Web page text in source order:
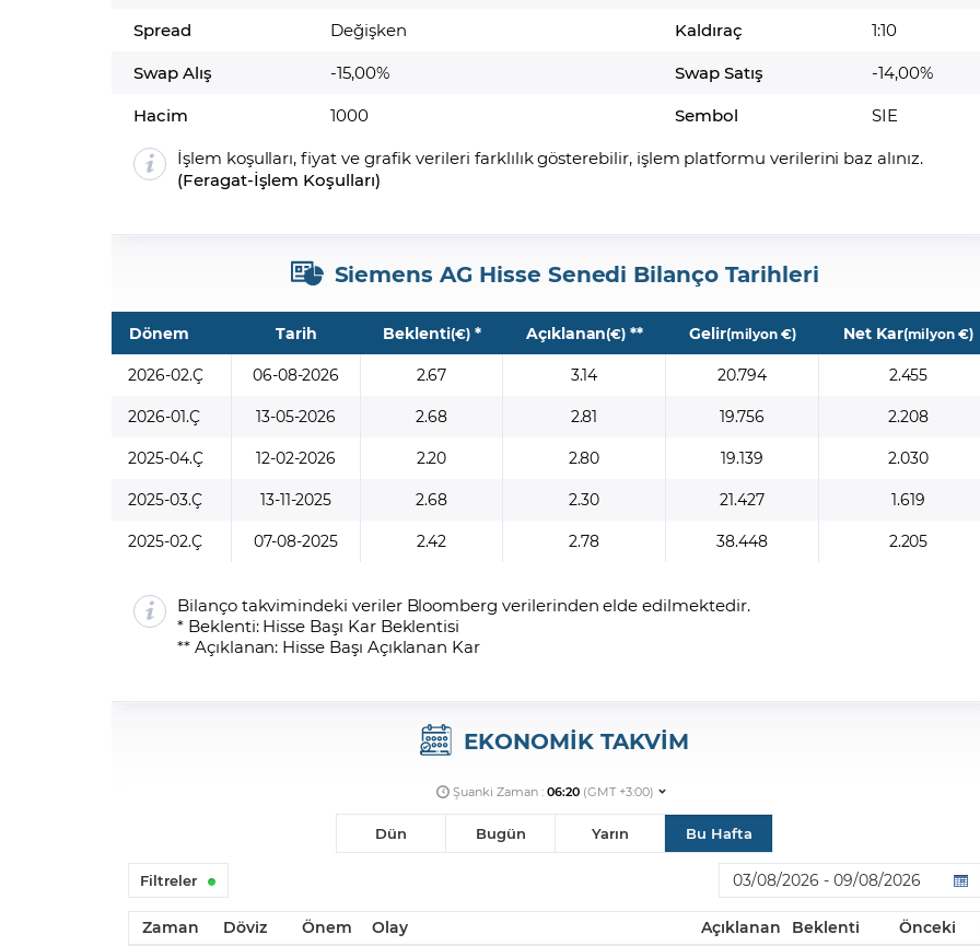
Spread
Değişken Kaldıraç
1:10
Swap Alış
-15,00% Swap Satış
-14,00%
Hacim
1000 Sembol
SIE
İşlem koşulları, fiyat ve grafik verileri farklılık gösterebilir, işlem platformu verilerini baz alınız.
(Feragat-İşlem Koşulları)
Siemens AG Hisse Senedi Bilanço Tarihleri
Dönem Tarih Beklenti(€)* Açıklanan(€) ** Gelir(milyon €) Net Kar(milyon €)
2026-02.Ç 06-08-2026 2.67 3.14 20.794
2.455
2026-01.Ç
13-05-2026 2.68 2.81 19.756
2.208
2025-04.Ç
12-02-2026 2.20 2.80 19.139
2.030
2025-03.Ç
13-11-2025 2.68 2.30 21.427
1.619
2025-02.Ç
07-08-2025 2.42 2.78 38.448 2.205
Bilanço takvimindeki veriler Bloomberg verilerinden elde edilmektedir.
* Beklenti: Hisse Başı Kar Beklentisi
** Açıklanan: Hisse Başı Açıklanan Kar
EKONOMİK TAKVİM